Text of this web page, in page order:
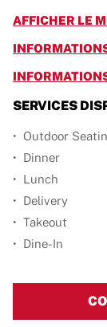
AFFICHER LE
SERVICES
Outdoor
Dinner
Lunch
Delivery
Takeout
Dine-In